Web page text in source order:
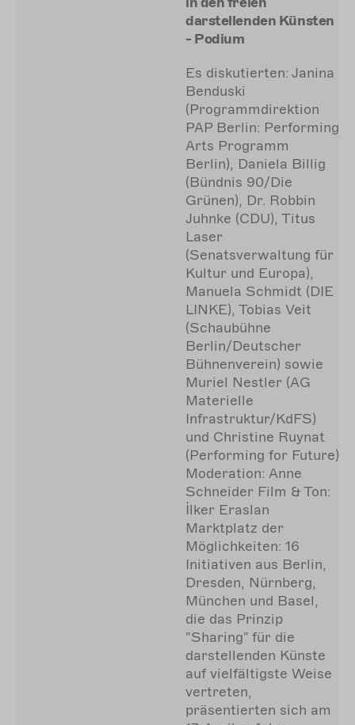
darstellenden Künsten
- Podium
Es diskutierten: Janina
Benduski
(Programmdirektion
PAP Berlin: Performing
Arts Programm
Berlin), Daniela Billig
(Bündnis 90/Die
Grünen), Dr. Robbin
Juhnke (CDU), Titus
Laser
(Senatsverwaltung für
Kultur und Europa),
Manuela Schmidt (DIE
LINKE), Tobias Veit
(Schaubühne
Berlin/Deutscher
Bühnenverein) sowie
Muriel Nestler (AG
Materielle
Infrastruktur/KdFS)
und Christine Ruynat
(Performing for Future)
Moderation: Anne
Schneider Film & Ton:
İlker Eraslan
Marktplatz der
Möglichkeiten: 16
Initiativen aus Berlin,
Dresden, Nürnberg,
München und Basel,
die das Prinzip
"Sharing" für die
darstellenden Künste
auf vielfältigste Weise
vertreten,
präsentierten sich am